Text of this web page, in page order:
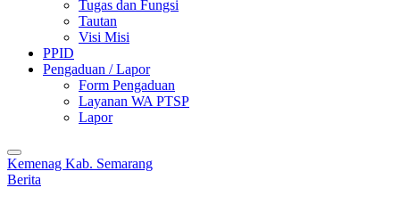
Tugas dan Fungsi
Tautan
Visi Misi
PPID
Pengaduan / Lapor
Form Pengaduan
Layanan WA PTSP
Lapor
Kemenag Kab. Semarang
Berita